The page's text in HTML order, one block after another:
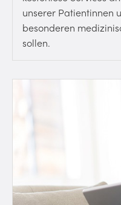
unserer Patientinnen
besonderen
sollen.